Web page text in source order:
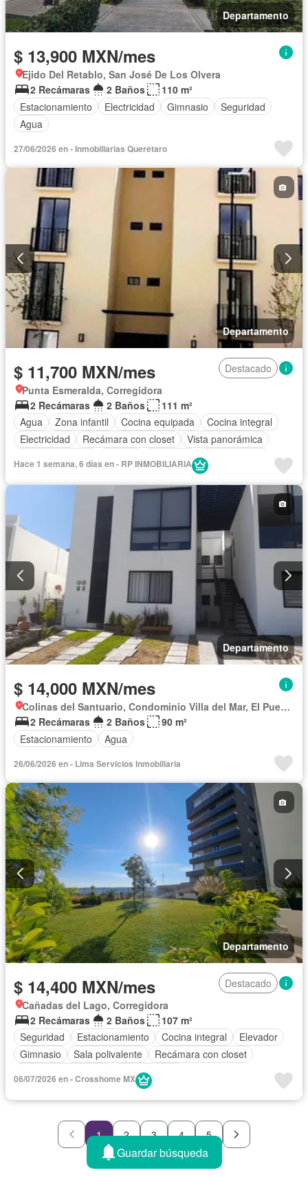
Departamento
$ 13,900 MXN/mes
Ejido Del Retablo, San José De Los Olvera
2 Recámaras
2 Baños
110 m²
Estacionamiento
Electricidad Gimnasio
Seguridad
Agua
27/06/2026 en - Inmobiliarias Queretaro
Departamento
$ 11,700 MXN/mes
Destacado
Punta Esmeralda, Corregidora
2 Recámaras
2 Baños
111 m²
Agua
Zona infantil Cocina equipada
Cocina integral
Electricidad
Recámara con closet
Vista panorámica
Permite niños
Hace 1 semana, 6 días en - RP INMOBILIARIA
Departamento
$ 14,000 MXN/mes
Colinas del Santuario, Condominio Villa del Mar, El Pueblito
2 Recámaras
2 Baños
90 m²
Estacionamiento
Agua
26/06/2026 en - Lima Servicios Inmobiliaria
Departamento
$ 14,400 MXN/mes
Destacado
Cañadas del Lago, Corregidora
2 Recámaras
2 Baños
107 m²
Seguridad
Estacionamiento Cocina integral
Elevador
Gimnasio
Sala polivalente
Recámara con closet
Sin amueblar
06/07/2026 en - Crosshome MX
1 2 3 4 5
Guardar búsqueda